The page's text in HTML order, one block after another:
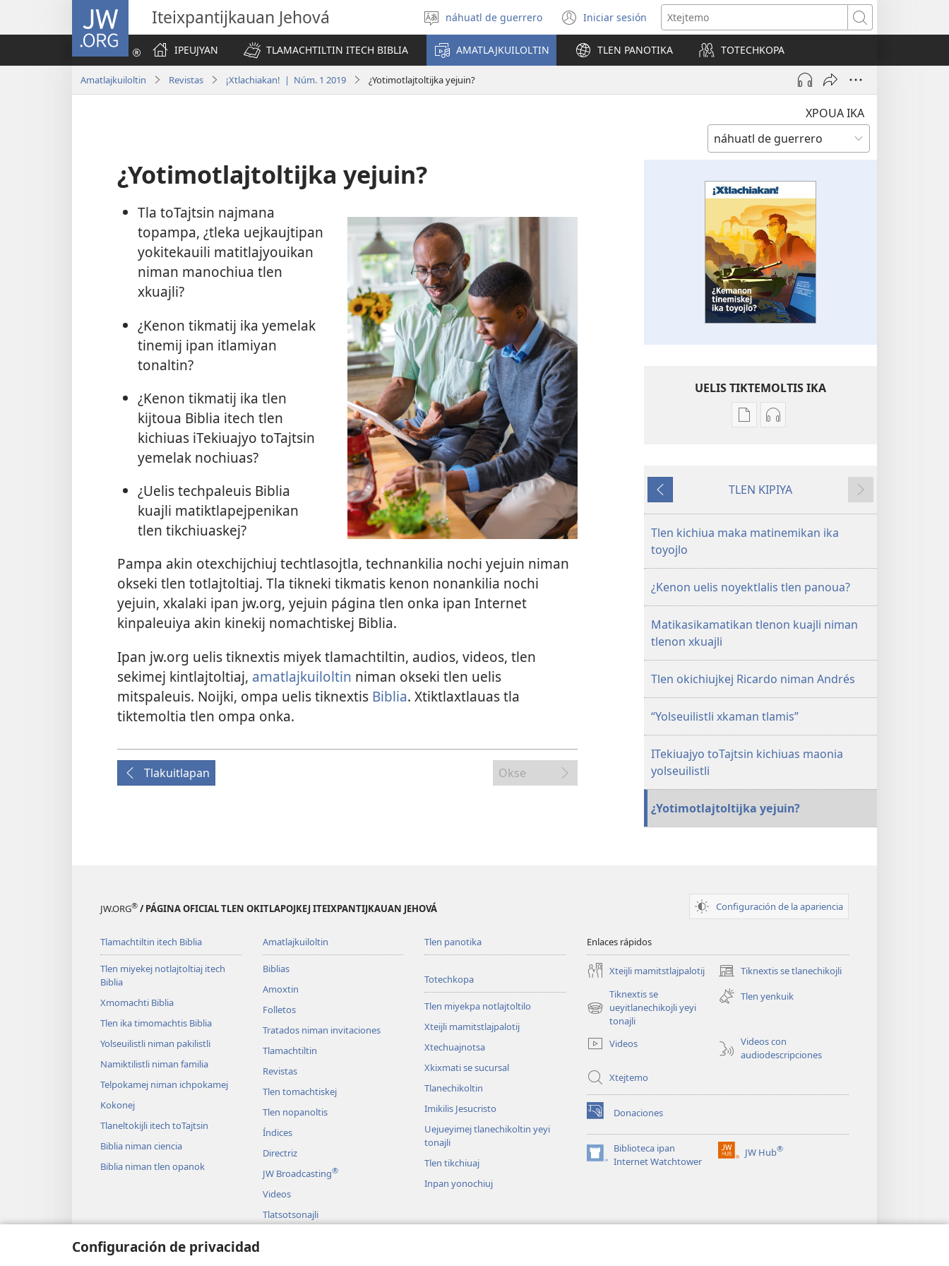
Configuración de privacidad
JW.ORG Iteixpantijkauan Jehová
Xtlapejpeni
tlajtojli
náhuatl de guerrero Iniciar sesión
(abre
una
nueva
ventana)
Xtejtemo
IPEUJYAN
TLAMACHTILTIN ITECH BIBLIA AMATLAJKUILOLTIN TLEN PANOTIKA TOTECHKOPA
Amatlajkuiloltin Revistas ¡Xtlachiakan! | Núm. 1 2019 ¿Yotimotlajtoltijka yejuin?
XPOUA IKA
¿Yotimotlajtoltijka yejuin?
Tla toTajtsin najmana
topampa, ¿tleka uejkaujtipan
yokitekauili matitlajyouikan
niman manochiua tlen
xkuajli?
¿Kenon tikmatij ika yemelak
tinemij ipan itlamiyan
tonaltin?
¿Kenon tikmatij ika tlen
kijtoua Biblia itech tlen
kichiuas iTekiuajyo toTajtsin
yemelak nochiuas?
¿Uelis techpaleuis Biblia
kuajli matiktlapejpenikan
tlen tikchiuaskej?
Pampa akin otexchijchiuj techtlasojtla, technankilia nochi yejuin niman
okseki tlen totlajtoltiaj. Tla tikneki tikmatis kenon nonankilia nochi
yejuin, xkalaki ipan jw.org, yejuin página tlen onka ipan Internet
kinpaleuiya akin kinekij nomachtiskej Biblia.
Ipan jw.org uelis tiknextis miyek tlamachtiltin, audios, videos, tlen
sekimej kintlajtoltiaj, amatlajkuiloltin niman okseki tlen uelis
mitspaleuis. Noijki, ompa uelis tiknextis Biblia. Xtiktlaxtlauas tla
tiktemoltia tlen ompa onka.
Tlakuitlapan Okse
UELIS TIKTEMOLTIS IKA
Kenon
¿Kemanon
toyojlo?
Kenon
nokakij
¡XTLACHIAKAN!
¿Kemanon
tinemiskej
Tlakuitlapan
TLEN KIPIYA
Okse
Tlen kichiua maka matinemikan ika
toyojlo
¿Kenon uelis noyektlalis tlen panoua?
Matikasikamatikan tlenon kuajli niman
tlenon xkuajli
Tlen okichiujkej Ricardo niman Andrés
“Yolseuilistli xkaman tlamis”
ITekiuajyo toTajtsin kichiuas maonia
yolseuilistli
¿Yotimotlajtoltijka yejuin?
JW.ORG® / PÁGINA OFICIAL TLEN OKITLAPOJKEJ ITEIXPANTIJKAUAN JEHOVÁ Configuración de la apariencia
Tlamachtiltin itech Biblia
Tlen miyekej notlajtoltiaj itech
Biblia
Xmomachti Biblia
Tlen ika timomachtis Biblia
Yolseuilistli niman pakilistli
Namiktilistli niman familia
Telpokamej niman ichpokamej
Kokonej
Tlaneltokijli itech toTajtsin
Biblia niman ciencia
Biblia niman tlen opanok
Amatlajkuiloltin
Biblias
Amoxtin
Folletos
Tratados niman invitaciones
Tlamachtiltin
Revistas
Tlen tomachtiskej
Tlen nopanoltis
Índices
Directriz
JW Broadcasting®
Videos
Tlatsotsonajli
Tlen panotika
Totechkopa
Tlen miyekpa notlajtoltilo
Xteijli mamitstlajpalotij
Xtechuajnotsa
Xkixmati se sucursal
Tlanechikoltin
Imikilis Jesucristo
Uejueyimej tlanechikoltin yeyi
tonajli
Tlen tikchiuaj
Inpan yonochiuj
Enlaces rápidos
Xteijli mamitstlajpalotij Tiknextis se tlanechikojli
(abre
una
nueva
Tiknextis se
ueyitlanechikojli yeyi
tonajli
(abre
nueva
Tlen yenkuik
Videos
Videos con
audiodescripciones
Xtejtemo
Donaciones
(abre
una
nueva
ventana)
Biblioteca ipan
Internet Watchtower
(abre
JW Hub®
(abre